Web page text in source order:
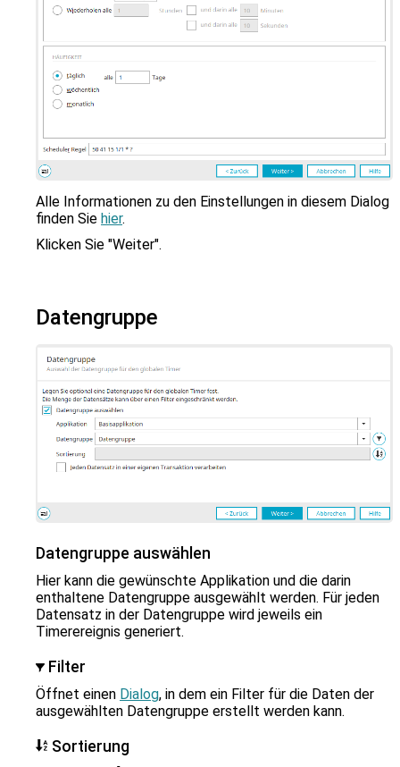
Alle Informationen zu den Einstellungen in diesem Dialog
finden Sie hier.
Klicken Sie "Weiter".
Datengruppe
Datengruppe auswählen
Hier kann die gewünschte Applikation und die darin
enthaltene Datengruppe ausgewählt werden. Für jeden
Datensatz in der Datengruppe wird jeweils ein
Timerereignis generiert.
Filter
Öffnet einen Dialog, in dem ein Filter für die Daten der
ausgewählten Datengruppe erstellt werden kann.
Sortierung